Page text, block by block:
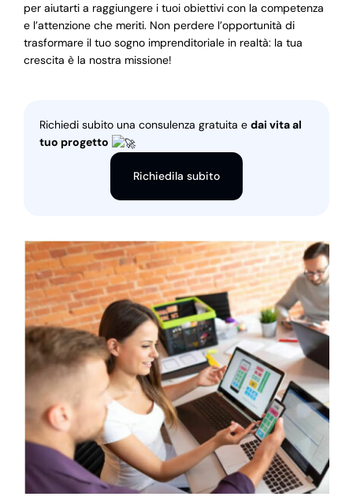
per aiutarti a raggiungere i tuoi obiettivi con la competenza
e l’attenzione che meriti. Non perdere l’opportunità di
trasformare il tuo sogno imprenditoriale in realtà: la tua
crescita è la nostra missione!
Richiedi subito una consulenza gratuita e dai vita al
tuo progetto
Richiedila subito